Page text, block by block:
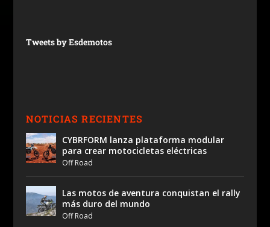
Tweets by Esdemotos
NOTICIAS RECIENTES
CYBRFORM lanza plataforma modular
para crear motocicletas eléctricas
Off Road
Las motos de aventura conquistan el rally
más duro del mundo
Off Road